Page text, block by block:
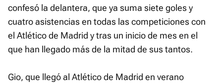
confesó la delantera, que ya suma siete goles y
cuatro asistencias en todas las competiciones con
el Atlético de Madrid y tras un inicio de mes en el
que han llegado más de la mitad de sus tantos.
Gio, que llegó al Atlético de Madrid en verano